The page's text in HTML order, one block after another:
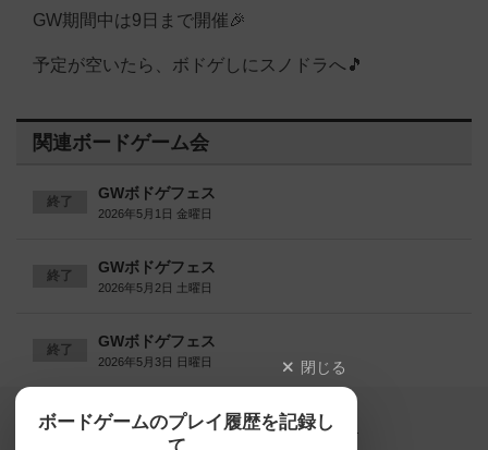
GW期間中は9日まで開催🎉
予定が空いたら、ボドゲしにスノドラへ🎵
関連ボードゲーム会
終了 GWボドゲフェス
2026年5月1日 金曜日
終了 GWボドゲフェス
2026年5月2日 土曜日
終了 GWボドゲフェス
2026年5月3日 日曜日 閉じる
ボードゲームのプレイ履歴を記録し
【ボドゲーマ】ボードゲームの総合情報サイト